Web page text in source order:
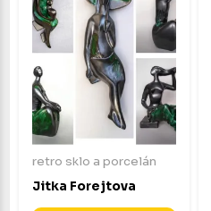
retro sklo a porcelán
Jitka Forejtova